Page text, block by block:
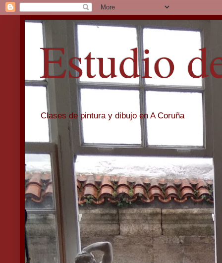
Estudio
Clases de pintura y dibujo en A Coruña